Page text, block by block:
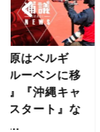
原はベルギ
ルーベンに移
』『沖縄キャ
スタート』な
...